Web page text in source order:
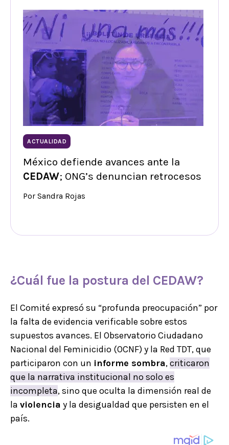
ACTUALIDAD
México defiende avances ante la
CEDAW; ONG’s denuncian retrocesos
Por Sandra Rojas
¿Cuál fue la postura del CEDAW?
El Comité expresó su “profunda preocupación” por
la falta de evidencia verificable sobre estos
supuestos avances. El Observatorio Ciudadano
Nacional del Feminicidio (OCNF) y la Red TDT, que
participaron con un informe sombra,criticaron
que la narrativa institucional no solo es
incompleta, sino que oculta la dimensión real de
la violencia y la desigualdad que persisten en el
país.